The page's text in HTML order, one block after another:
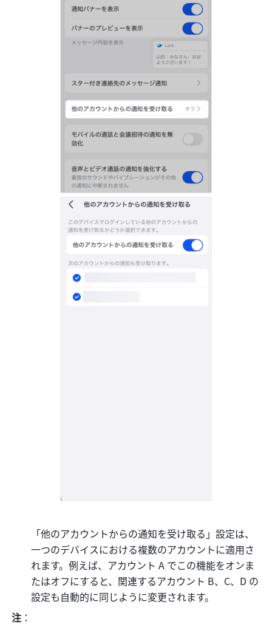
「他のアカウントからの通知を受け取る」設定は、
一つのデバイスにおける複数のアカウントに適用さ
れます。例えば、アカウント A でこの機能をオンま
たはオフにすると、関連するアカウント B、C、D の
設定も自動的に同じように変更されます。
注 ：